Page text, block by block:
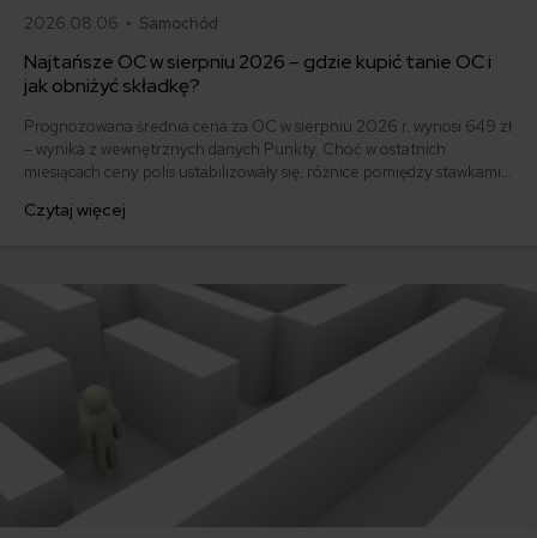
2026.08.06 • Samochód
Najtańsze OC w sierpniu 2026 – gdzie kupić tanie OC i
jak obniżyć składkę?
Prognozowana średnia cena za OC w sierpniu 2026 r. wynosi 649 zł
– wynika z wewnętrznych danych Punkty. Choć w ostatnich
miesiącach ceny polis ustabilizowały się, różnice pomiędzy stawkami
500 zł, inni – powyżej 1500 zł. Gdzie znaleźć najtańsze OC w Polsce
Czytaj więcej